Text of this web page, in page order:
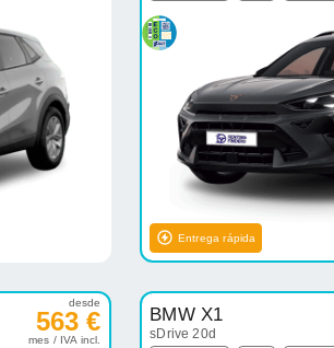
Entrega rápida
desde
563 €
mes / IVA incl.
BMW X1
sDrive 20d